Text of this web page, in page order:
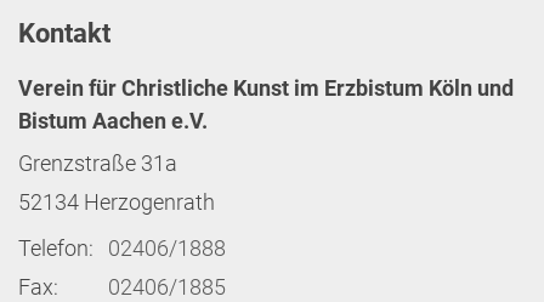
Kontakt
Verein für Christliche Kunst im Erzbistum Köln und
Bistum Aachen e.V.
Grenzstraße 31a
52134 Herzogenrath
Telefon:
02406/1888
Fax:
02406/1885